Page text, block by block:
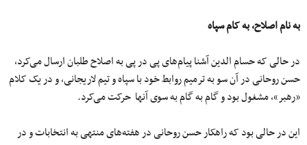
به نام اصلاح، به کام سپاه
در حالی که حسام الدین آشنا پیام‌های پی در پی به اصلاح طلبان ارسال می‌کرد،
حسن روحانی در آن سو به ترمیم روابط خود با سپاه و تیم لاریجانی، و در یک کلام
«رهبر»، مشغول بود و گام به گام به سوی آنها حرکت می‌کرد.
این در حالی بود که راهکار حسن روحانی در هفته‌های منتهی به انتخابات و در